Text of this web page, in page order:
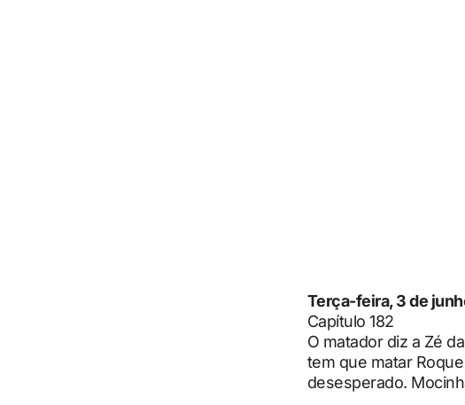
Terça-feira, 3 de
Capítulo 182
O matador diz a Zé
tem que matar
desesperado.